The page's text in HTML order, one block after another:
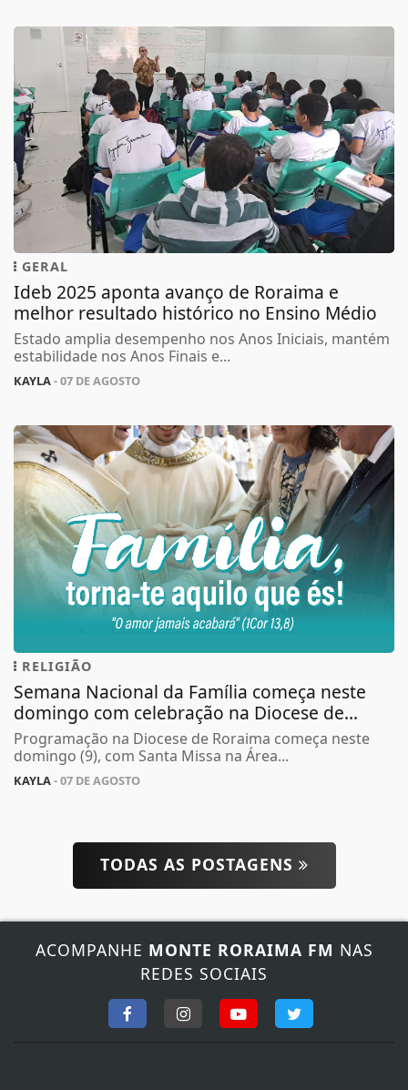
GERAL
Ideb 2025 aponta avanço de Roraima e
melhor resultado histórico no Ensino Médio
Estado amplia desempenho nos Anos Iniciais, mantém
estabilidade nos Anos Finais e...
KAYLA- 07 DE AGOSTO
RELIGIÃO
Semana Nacional da Família começa neste
domingo com celebração na Diocese de...
Programação na Diocese de Roraima começa neste
domingo (9), com Santa Missa na Área...
KAYLA- 07 DE AGOSTO
TODAS AS POSTAGENS
ACOMPANHE MONTE RORAIMA FM NAS
REDES SOCIAIS
Termos de Uso e Privacidade